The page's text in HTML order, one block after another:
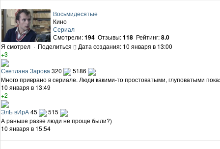
Восьмидесятые
Кино
Сериал
Смотрели:194 Отзывы:118 Рейтинг:8.0
Я смотрел · Поделиться
Дата создания: 10 января в 13:00
+3
Светлана Зарова 320
5186
Много приврано в сериале. Люди какими-то простоватыми, глуповатыми
10 января в 13:49
+2
ЭлЬ вИрА45
515
А раньше разве люди не проще были?)
10 января в 15:54